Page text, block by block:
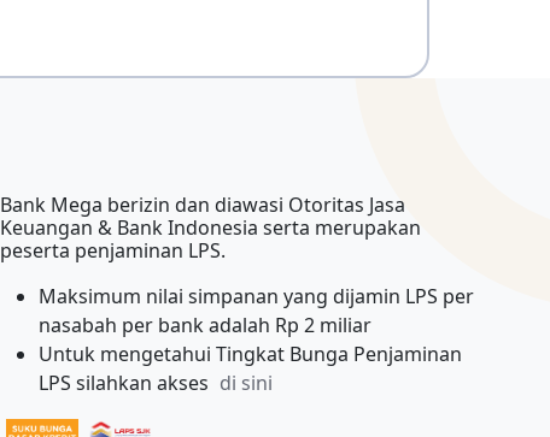
Bank Mega berizin dan diawasi Otoritas Jasa
Keuangan & Bank Indonesia serta merupakan
peserta penjaminan LPS.
Maksimum nilai simpanan yang dijamin LPS per
nasabah per bank adalah Rp 2 miliar
Untuk mengetahui Tingkat Bunga Penjaminan
LPS silahkan akses di sini